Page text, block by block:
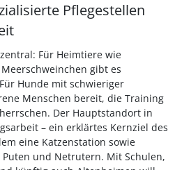
Pflegestellen
Für Heimtiere wie
gibt es
Hunde mit schwieriger
Menschen bereit, die Training
Der Hauptstandort in
– ein erklärtes Kernziel des
eine Katzenstation sowie
und Netrutern. Mit Schulen,